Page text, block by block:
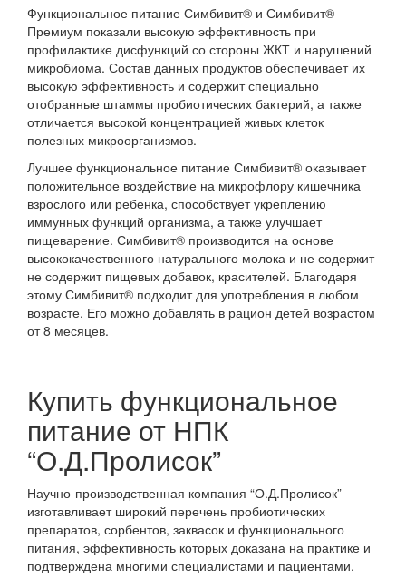
Функциональное питание Симбивит® и Симбивит®
Премиум показали высокую эффективность при
профилактике дисфункций со стороны ЖКТ и нарушений
микробиома. Состав данных продуктов обеспечивает их
высокую эффективность и содержит специально
отобранные штаммы пробиотических бактерий, а также
отличается высокой концентрацией живых клеток
полезных микроорганизмов.
Лучшее функциональное питание Симбивит® оказывает
положительное воздействие на микрофлору кишечника
взрослого или ребенка, способствует укреплению
иммунных функций организма, а также улучшает
пищеварение. Симбивит® производится на основе
высококачественного натурального молока и не содержит
не содержит пищевых добавок, красителей. Благодаря
этому Симбивит® подходит для употребления в любом
возрасте. Его можно добавлять в рацион детей возрастом
от 8 месяцев.
Купить функциональное
питание от НПК
“О.Д.Пролисок”
Научно-производственная компания “О.Д.Пролисок”
изготавливает широкий перечень пробиотических
препаратов, сорбентов, заквасок и функционального
питания, эффективность которых доказана на практике и
подтверждена многими специалистами и пациентами.